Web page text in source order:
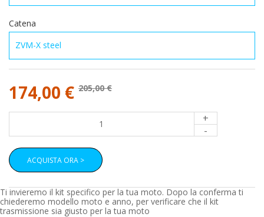
Catena
174,00 € 205,00 €
+
-
ACQUISTA ORA >
Ti invieremo il kit specifico per la tua moto. Dopo la conferma ti
chiederemo modello moto e anno, per verificare che il kit
trasmissione sia giusto per la tua moto